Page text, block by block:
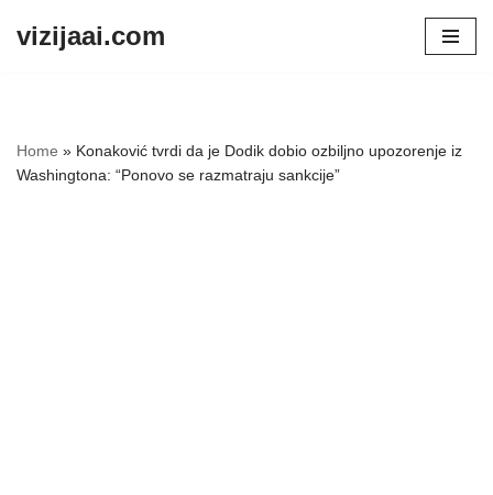
vizijaai.com
Home » Konaković tvrdi da je Dodik dobio ozbiljno upozorenje iz
Washingtona: “Ponovo se razmatraju sankcije”